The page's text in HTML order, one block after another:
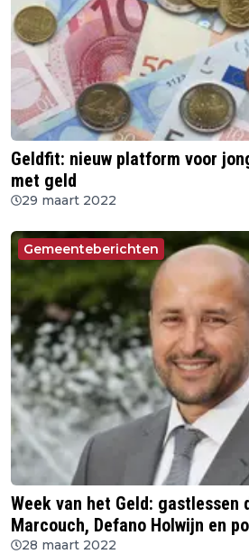
Geldfit: nieuw platform voor
met geld
29 maart 2022
Gemeenteberichten
Week van het Geld: gastlessen
Marcouch, Defano Holwijn en
28 maart 2022